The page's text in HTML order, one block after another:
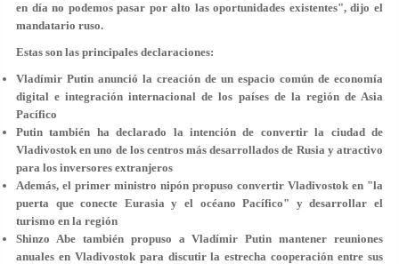
en día no podemos pasar por alto las oportunidades existentes", dijo el
mandatario ruso.
Estas son las principales declaraciones:
Vladímir Putin anunció la creación de un espacio común de economía
digital e integración internacional de los países de la región de Asia
Pacífico
Putin también ha declarado la intención de convertir la ciudad de
Vladivostok en uno de los centros más desarrollados de Rusia y atractivo
para los inversores extranjeros
Además, el primer ministro nipón propuso convertir Vladivostok en "la
puerta que conecte Eurasia y el océano Pacífico" y desarrollar el
turismo en la región
Shinzo Abe también propuso a Vladímir Putin mantener reuniones
anuales en Vladivostok para discutir la estrecha cooperación entre sus